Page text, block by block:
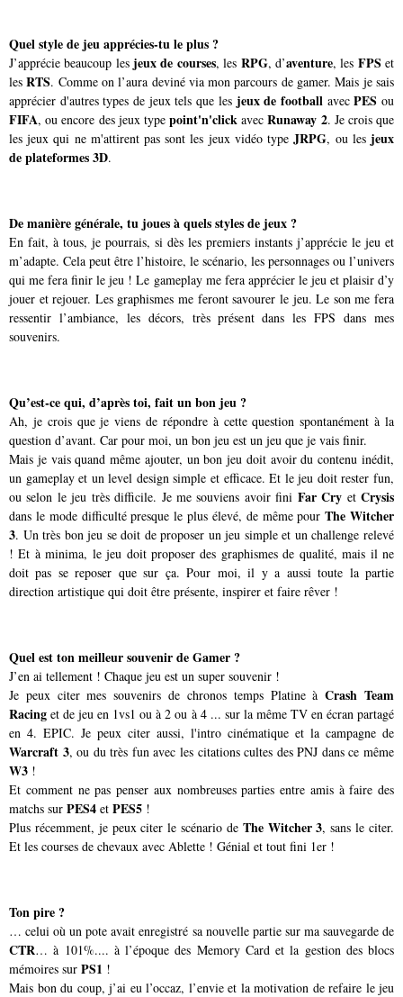
Quel style de jeu apprécies-tu le plus ?
J’apprécie beaucoup les jeux de courses, les RPG, d’aventure, les FPS et
lesRTS. Comme on l’aura deviné via mon parcours de gamer. Mais je sais
apprécier d'autres types de jeux tels que les jeux de footballavecPES ou
FIFA, ou encore des jeux type point'n'click avecRunaway 2. Je crois que
les jeux qui ne m'attirent pas sont les jeux vidéo typeJRPG, ou les jeux
de plateformes 3D.
De manière générale, tu joues à quels styles de jeux ?
En fait, à tous, je pourrais, si dès les premiers instants j’apprécie le jeu et
m’adapte. Cela peut être l’histoire, le scénario, les personnages ou l’univers
qui me fera finir le jeu ! Le gameplay me fera apprécier le jeu et plaisir d’y
jouer et rejouer. Les graphismes me feront savourer le jeu. Le son me fera
ressentir l’ambiance, les décors, très présent dans les FPS dans mes
souvenirs.
Qu’est-ce qui, d’après toi, fait un bon jeu ?
Ah, je crois que je viens de répondre à cette question spontanément à la
question d’avant. Car pour moi, un bon jeu est un jeu que je vais finir.
Mais je vais quand même ajouter, un bon jeu doit avoir du contenu inédit,
un gameplay et un level design simple et efficace. Et le jeu doit rester fun,
ou selon le jeu très difficile. Je me souviens avoir fini Far Cry etCrysis
dans le mode difficulté presque le plus élevé, de même pourThe Witcher
3. Un très bon jeu se doit de proposer un jeu simple et un challenge relevé
! Et à minima, le jeu doit proposer des graphismes de qualité, mais il ne
doit pas se reposer que sur ça. Pour moi, il y a aussi toute la partie
direction artistique qui doit être présente, inspirer et faire rêver !
Quel est ton meilleur souvenir de Gamer ?
J’en ai tellement ! Chaque jeu est un super souvenir !
Je peux citer mes souvenirs de chronos temps Platine àCrash Team
Racing et de jeu en 1vs1 ou à 2 ou à 4 ... sur la même TV en écran partagé
en 4. EPIC. Je peux citer aussi, l'intro cinématique et la campagne de
Warcraft 3, ou du très fun avec les citations cultes des PNJ dans ce même
W3 !
Et comment ne pas penser aux nombreuses parties entre amis à faire des
matchs sur PES4 et PES5 !
Plus récemment, je peux citer le scénario de The Witcher 3, sans le citer.
Et les courses de chevaux avec Ablette ! Génial et tout fini 1er !
Ton pire ?
… celui où un pote avait enregistré sa nouvelle partie sur ma sauvegarde de
CTR… à 101%.... à l’époque des Memory Card et la gestion des blocs
mémoires sur PS1 !
Mais bon du coup, j’ai eu l’occaz, l’envie et la motivation de refaire le jeu